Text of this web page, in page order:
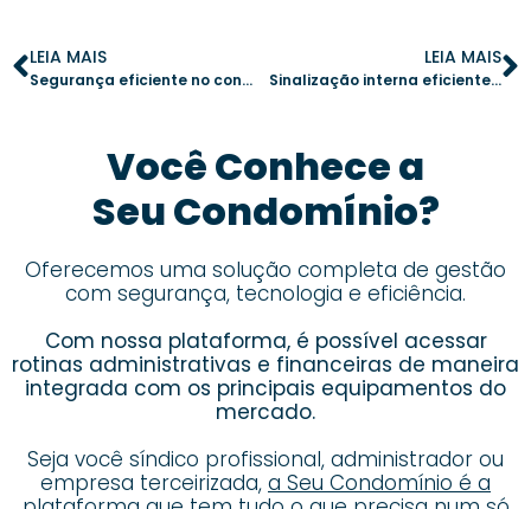
LEIA MAIS
Segurança eficiente no condomínio: estratégias e ferramentas essenciais
LEIA MAIS
Sinalização interna eficiente: passo a passo para condomínios mais seguros
Você Conhece a
Seu Condomínio?
Oferecemos uma solução completa de gestão
com segurança, tecnologia e eficiência.
Com nossa plataforma, é possível acessar
rotinas administrativas e financeiras de maneira
integrada com os principais equipamentos do
mercado.
Seja você síndico profissional, administrador ou
empresa terceirizada, a Seu Condomínio é a